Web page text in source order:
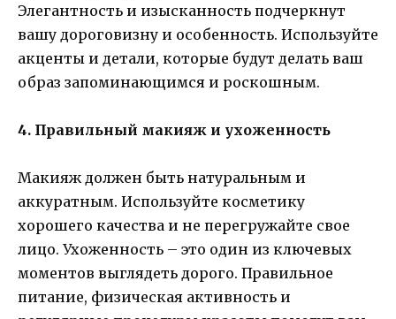
Элегантность и изысканность подчеркнут
вашу дороговизну и особенность. Используйте
акценты и детали, которые будут делать ваш
образ запоминающимся и роскошным.
4. Правильный макияж и ухоженность
Макияж должен быть натуральным и
аккуратным. Используйте косметику
хорошего качества и не перегружайте свое
лицо. Ухоженность – это один из ключевых
моментов выглядеть дорого. Правильное
питание, физическая активность и